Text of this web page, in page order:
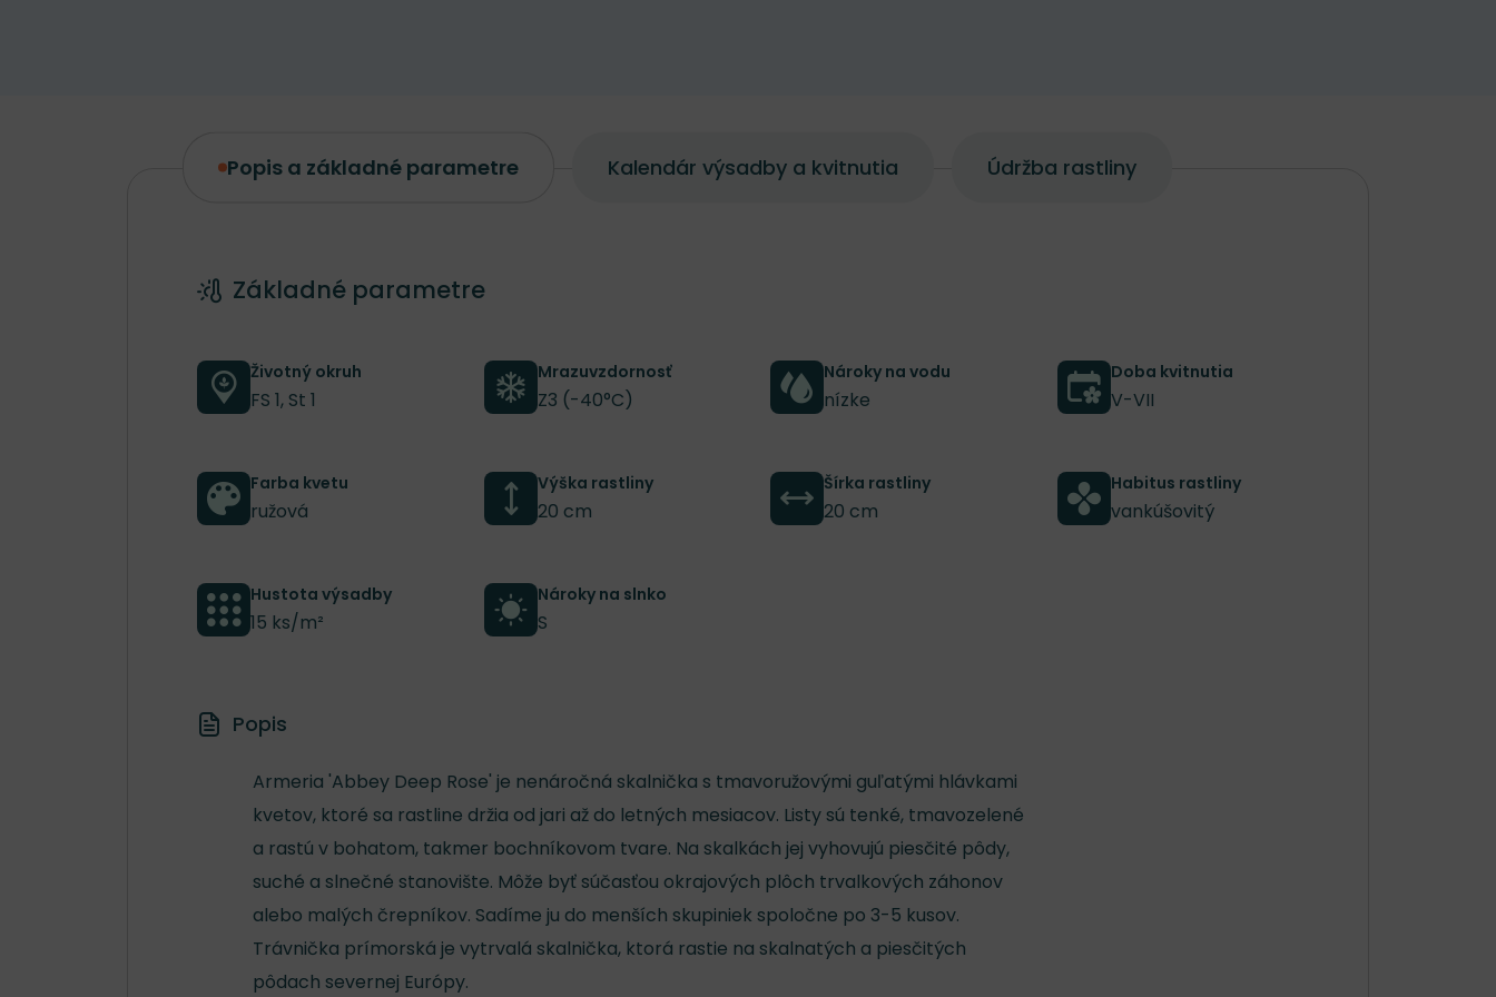
Popis a základné parametre Kalendár výsadby a kvitnutia Údržba rastliny
Popis a základné parametre
Základné parametre
Životný okruh
FS 1, St 1
Mrazuvzdornosť
Z3 (-40°C)
Nároky na vodu
nízke
Doba kvitnutia
V-VII
Farba kvetu
ružová
Výška rastliny
20 cm
Šírka rastliny
20 cm
Habitus rastliny
vankúšovitý
Hustota výsadby
15 ks/m²
Nároky na slnko
S
Popis
Armeria 'Abbey Deep Rose' je nenáročná skalnička s tmavoružovými guľatými hlávkami
kvetov, ktoré sa rastline držia od jari až do letných mesiacov. Listy sú tenké, tmavozelené
a rastú v bohatom, takmer bochníkovom tvare. Na skalkách jej vyhovujú piesčité pôdy,
suché a slnečné stanovište. Môže byť súčasťou okrajových plôch trvalkových záhonov
alebo malých črepníkov. Sadíme ju do menších skupiniek spoločne po 3-5 kusov.
Trávnička prímorská je vytrvalá skalnička, ktorá rastie na skalnatých a piesčitých
pôdach severnej Európy.